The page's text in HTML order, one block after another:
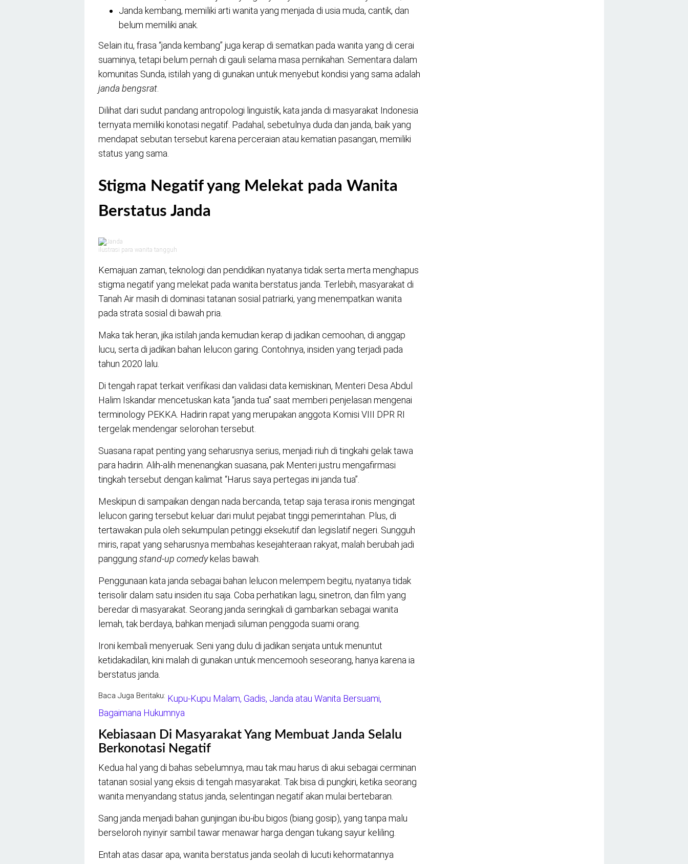
Janda kembang, memiliki arti wanita yang menjada di usia muda, cantik, dan
belum memiliki anak.
Selain itu, frasa “janda kembang” juga kerap di sematkan pada wanita yang di cerai
suaminya, tetapi belum pernah di gauli selama masa pernikahan. Sementara dalam
komunitas Sunda, istilah yang di gunakan untuk menyebut kondisi yang sama adalah
janda bengsrat
Dilihat dari sudut pandang antropologi linguistik, kata janda di masyarakat Indonesia
ternyata memiliki konotasi negatif. Padahal, sebetulnya duda dan janda, baik yang
mendapat sebutan tersebut karena perceraian atau kematian pasangan, memiliki
status yang sama.
Stigma Negatif yang Melekat pada Wanita
Berstatus Janda
ilustrasi para wanita tangguh
Kemajuan zaman, teknologi dan pendidikan nyatanya tidak serta merta menghapus
stigma negatif yang melekat pada wanita berstatus janda. Terlebih, masyarakat di
Tanah Air masih di dominasi tatanan sosial patriarki, yang menempatkan wanita
pada strata sosial di bawah pria.
Maka tak heran, jika istilah janda kemudian kerap di jadikan cemoohan, di anggap
lucu, serta di jadikan bahan lelucon garing. Contohnya, insiden yang terjadi pada
tahun 2020 lalu.
Di tengah rapat terkait verifikasi dan validasi data kemiskinan, Menteri Desa Abdul
Halim Iskandar mencetuskan kata “janda tua” saat memberi penjelasan mengenai
terminology PEKKA. Hadirin rapat yang merupakan anggota Komisi VIII DPR RI
tergelak mendengar selorohan tersebut.
Suasana rapat penting yang seharusnya serius, menjadi riuh di tingkahi gelak tawa
para hadirin. Alih-alih menenangkan suasana, pak Menteri justru mengafirmasi
tingkah tersebut dengan kalimat “Harus saya pertegas ini janda tua”.
Meskipun di sampaikan dengan nada bercanda, tetap saja terasa ironis mengingat
lelucon garing tersebut keluar dari mulut pejabat tinggi pemerintahan. Plus, di
tertawakan pula oleh sekumpulan petinggi eksekutif dan legislatif negeri. Sungguh
miris, rapat yang seharusnya membahas kesejahteraan rakyat, malah berubah jadi
panggung stand-up comedykelas bawah.
Penggunaan kata janda sebagai bahan lelucon melempem begitu, nyatanya tidak
terisolir dalam satu insiden itu saja. Coba perhatikan lagu, sinetron, dan film yang
beredar di masyarakat. Seorang janda seringkali di gambarkan sebagai wanita
lemah, tak berdaya, bahkan menjadi siluman penggoda suami orang.
Ironi kembali menyeruak. Seni yang dulu di jadikan senjata untuk menuntut
ketidakadilan, kini malah di gunakan untuk mencemooh seseorang, hanya karena ia
berstatus janda.
Baca Juga Beritaku: Kupu-Kupu Malam, Gadis, Janda atau Wanita Bersuami,
Bagaimana Hukumnya
Kebiasaan Di Masyarakat Yang Membuat Janda Selalu
Berkonotasi Negatif
Kedua hal yang di bahas sebelumnya, mau tak mau harus di akui sebagai cerminan
tatanan sosial yang eksis di tengah masyarakat. Tak bisa di pungkiri, ketika seorang
wanita menyandang status janda, selentingan negatif akan mulai bertebaran.
Sang janda menjadi bahan gunjingan ibu-ibu bigos (biang gosip), yang tanpa malu
berseloroh nyinyir sambil tawar menawar harga dengan tukang sayur keliling.
Entah atas dasar apa, wanita berstatus janda seolah di lucuti kehormatannya